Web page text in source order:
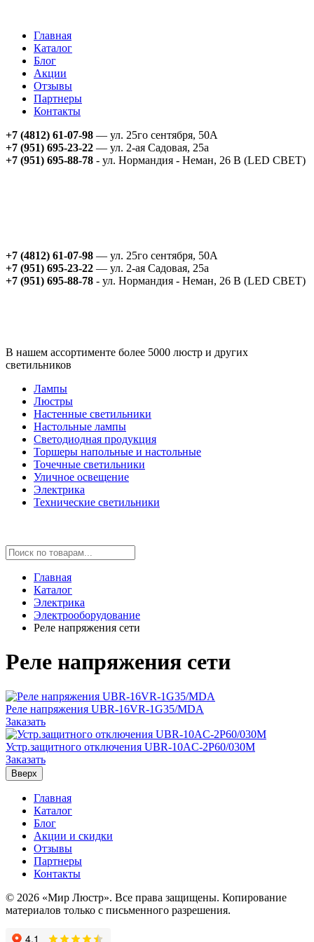
Главная
Каталог
Блог
Акции
Отзывы
Партнеры
Контакты
+7 (4812) 61-07-98 — ул. 25го сентября, 50А
+7 (951) 695-23-22 — ул. 2-ая Садовая, 25а
+7 (951) 695-88-78 - ул. Нормандия - Неман, 26 В (LED СВЕТ)
+7 (4812) 61-07-98 — ул. 25го сентября, 50А
+7 (951) 695-23-22 — ул. 2-ая Садовая, 25а
+7 (951) 695-88-78 - ул. Нормандия - Неман, 26 В (LED СВЕТ)
В нашем ассортименте более 5000 люстр и других
светильников
Лампы
Люстры
Настенные светильники
Настольные лампы
Светодиодная продукция
Торшеры напольные и настольные
Точечные светильники
Уличное освещение
Электрика
Технические светильники
Главная
Каталог
Электрика
Электрооборудование
Реле напряжения сети
Реле напряжения сети
Реле напряжения UBR-16VR-1G35/MDA
Заказать
Устр.защитного отключения UBR-10AC-2P60/030M
Заказать
Вверх
Главная
Каталог
Блог
Акции и скидки
Отзывы
Партнеры
Контакты
© 2026 «Мир Люстр». Все права защищены. Копирование
материалов только с письменного разрешения.